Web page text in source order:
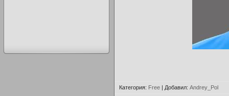
Категория: Free | Добавил: Andrey_Pol